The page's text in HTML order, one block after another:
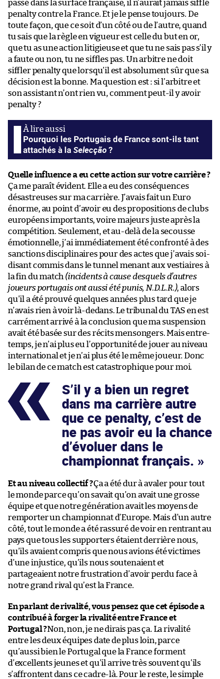
passé dans la surface française, il n’aurait jamais sifflé
penalty contre la France. Et je le pense toujours. De
toute façon, que ce soit d’un côté ou de l’autre, quand
tu sais que la règle en vigueur est celle du but en or,
que tu as une action litigieuse et que tu ne sais pas s’il y
a faute ou non, tu ne siffles pas. Un arbitre ne doit
siffler penalty que lorsqu’il est absolument sûr que sa
décision est la bonne. Ma question est : si l’arbitre et
son assistant n’ont rien vu, comment peut-il y avoir
penalty ?
Pourquoi les Portugais de France sont-ils tant
attachés à la Selecção ?
Quelle influence a eu cette action sur votre carrière ?
Ça me paraît évident. Elle a eu des conséquences
désastreuses sur ma carrière. J’avais fait un Euro
énorme, au point d’avoir eu des propositions de clubs
européens importants, voire majeurs juste après la
compétition. Seulement, et au-delà de la secousse
émotionnelle, j’ai immédiatement été confronté à des
sanctions disciplinaires pour des actes que j’avais soi-
disant commis dans le tunnel menant aux vestiaires à
la fin du match(incidents à cause desquels d’autres
joueurs portugais ont aussi été punis, N.D.L.R.), alors
qu’il a été prouvé quelques années plus tard que je
n’avais rien à voir là-dedans. Le tribunal du TAS en est
carrément arrivé à la conclusion que ma suspension
avait été basée sur des récits mensongers. Mais entre-
temps, je n’ai plus eu l’opportunité de jouer au niveau
international et je n’ai plus été le même joueur. Donc
le bilan de ce match est catastrophique pour moi.
S’il y a bien un regret
dans ma carrière autre
que ce penalty, c’est de
ne pas avoir eu la chance
d’évoluer dans le
championnat français.
Et au niveau collectif ?Ça a été dur à avaler pour tout
le monde parce qu’on savait qu’on avait une grosse
équipe et que notre génération avait les moyens de
remporter un championnat d’Europe. Mais d’un autre
côté, tout le monde a été rassuré de voir en rentrant au
pays que tous les supporters étaient derrière nous,
qu’ils avaient compris que nous avions été victimes
d’une injustice, qu’ils nous soutenaient et
partageaient notre frustration d’avoir perdu face à
notre grand rival qu’est la France.
En parlant de rivalité, vous pensez que cet épisode a
contribué à forger la rivalité entre France et
Portugal ?Non, non, je ne dirais pas ça. La rivalité
entre les deux équipes date de plus loin, parce
qu’aussi bien le Portugal que la France forment
d’excellents jeunes et qu’il arrive très souvent qu’ils
s’affrontent dans ce cadre-là. Pour le reste, le simple